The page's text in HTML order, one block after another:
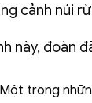
cảnh núi
này, đoàn
trong